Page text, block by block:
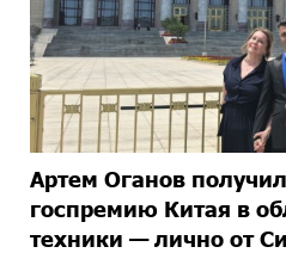
Артем Оганов
госпремию Китая в
техники — лично от